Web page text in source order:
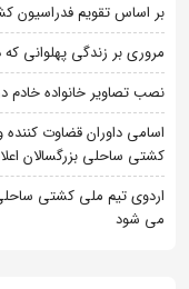
بر اساس تقویم فدراسیون
مروری بر زندگی پهلوانی
نصب تصاویر خانواده
اسامی داوران قضاوت
کشتی ساحلی بزرگسالان
می شود